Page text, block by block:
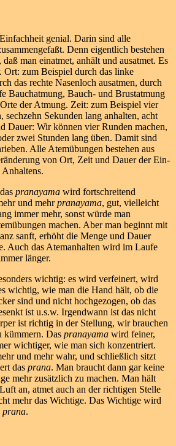
genial. Darin sind alle
Denn eigentlich bestehen
man einatmet, anhält und ausatmet. Es
Ort: zum Beispiel durch das linke
das rechte Nasenloch ausatmen, durch
Bauchatmung, Bauch- und Brustatmung
der Atmung. Zeit: zum Beispiel vier
sechzehn Sekunden lang anhalten, acht
Dauer: Wir können vier Runden machen,
zwei Stunden lang üben. Damit sind
Alle Atemübungen bestehen aus
von Ort, Zeit und Dauer der Ein-
pranayama wird fortschreitend
und mehrpranayama, gut, vielleicht
immer mehr, sonst würde man
machen. Aber man beginnt mit
sanft, erhöht die Menge und Dauer
Auch das Atemanhalten wird im Laufe
länger.
wichtig: es wird verfeinert, wird
wichtig, wie man die Hand hält, ob die
sind und nicht hochgezogen, ob das
ist u.s.w. Irgendwann ist das nicht
ist richtig in der Stellung, wir brauchen
kümmern. Das pranayama wird feiner,
wichtiger, wie man sich konzentriert.
und mehr wahr, und schließlich sitzt
das prana. Man braucht dann gar keine
mehr zusätzlich zu machen. Man hält
an, atmet auch an der richtigen Stelle
mehr das Wichtige. Das Wichtige wird
prana.